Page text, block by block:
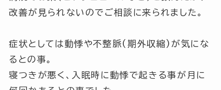
改善が見られないのでご相談に来られました。
症状としては動悸や不整脈(期外収縮) が気にな
るとの事。
寝つきが悪く、入眠時に動悸で起きる事が月に